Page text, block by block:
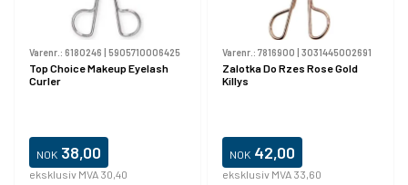
Varenr.: 6180246 | 5905710006425
Top Choice Makeup Eyelash
Curler
NOK 38,00
eksklusiv MVA 30,40
Varenr.: 7816900 | 3031445002691
Zalotka Do Rzes Rose Gold
Killys
NOK 42,00
eksklusiv MVA 33,60